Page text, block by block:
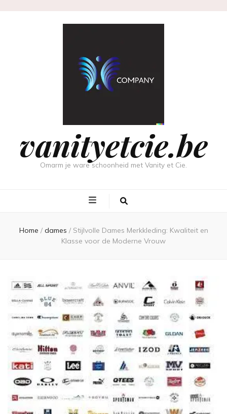
vanityetcie.be
Omarm je ware schoonheid met Vanity et Cie.
Home / dames / Stijlvolle Dames Merkkleding: Kwaliteit en
Klasse voor de Moderne Vrouw